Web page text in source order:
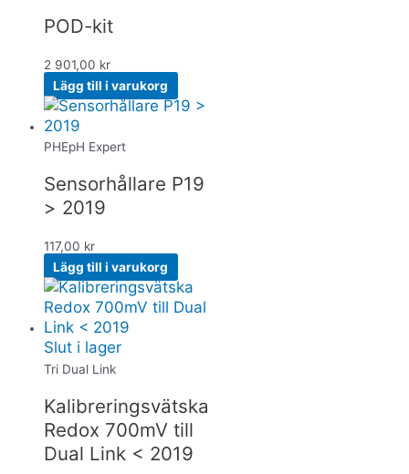
POD-kit
2 901,00 kr
Lägg till i varukorg
PHE­pH Expert
Sensorhållare P19
> 2019
117,00 kr
Lägg till i varukorg
Slut i lager
Tri Dual Link
Kalibreringsvätska
Redox 700mV till
Dual Link < 2019